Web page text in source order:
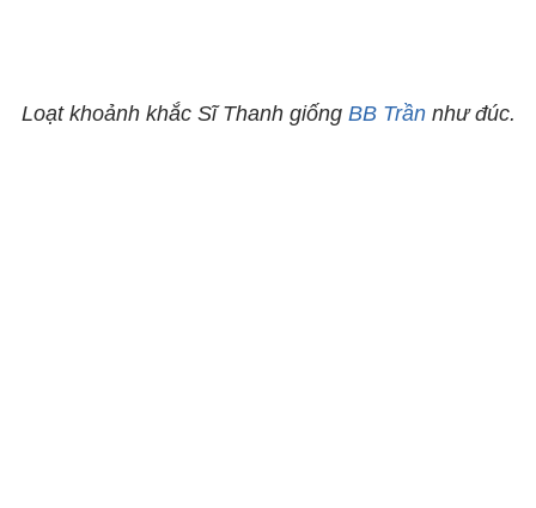
Loạt khoảnh khắc Sĩ Thanh giốngBB Trầnnhư đúc.